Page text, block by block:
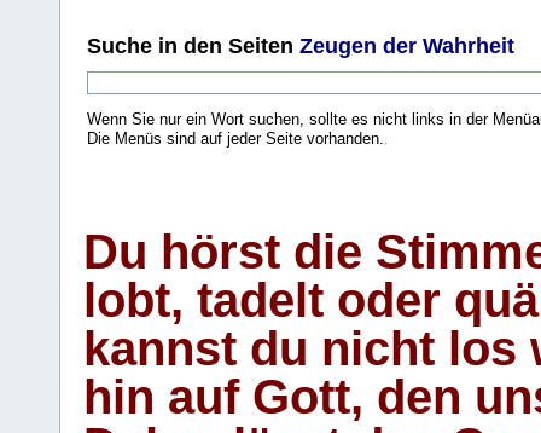
Suche in den Seiten Zeugen der Wahrheit
Wenn Sie nur ein Wort suchen, sollte es nicht links in der
Die Menüs sind auf jeder Seite vorhanden.
Du hörst die
lobt, tadelt oder
kannst du nicht los
hin auf Gott, den